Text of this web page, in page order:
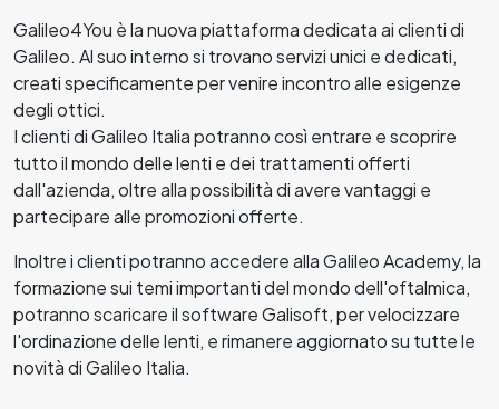
Galileo4You è la nuova piattaforma dedicata ai clienti di
Galileo. Al suo interno si trovano servizi unici e dedicati,
creati specificamente per venire incontro alle esigenze
degli ottici.
I clienti di Galileo Italia potranno così entrare e scoprire
tutto il mondo delle lenti e dei trattamenti offerti
dall'azienda, oltre alla possibilità di avere vantaggi e
partecipare alle promozioni offerte.
Inoltre i clienti potranno accedere alla Galileo Academy, la
formazione sui temi importanti del mondo dell'oftalmica,
potranno scaricare il software Galisoft, per velocizzare
l'ordinazione delle lenti, e rimanere aggiornato su tutte le
novità di Galileo Italia.